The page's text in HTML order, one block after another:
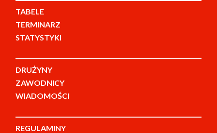
TABELE
TERMINARZ
STATYSTYKI
DRUŻYNY
ZAWODNICY
WIADOMOŚCI
REGULAMINY